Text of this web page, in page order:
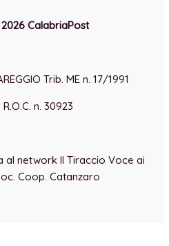
CalabriaPost
Trib. ME n. 17/1991
n. 30923
al network Il Tiraccio Voce ai
Coop. Catanzaro